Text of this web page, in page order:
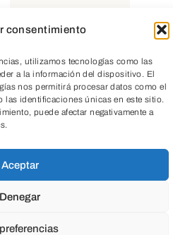
consentimiento
utilizamos tecnologías como las
a la información del dispositivo. El
nos permitirá procesar datos como el
las identificaciones únicas en este sitio.
puede afectar negativamente a
Aceptar
Denegar
TeleEntradas